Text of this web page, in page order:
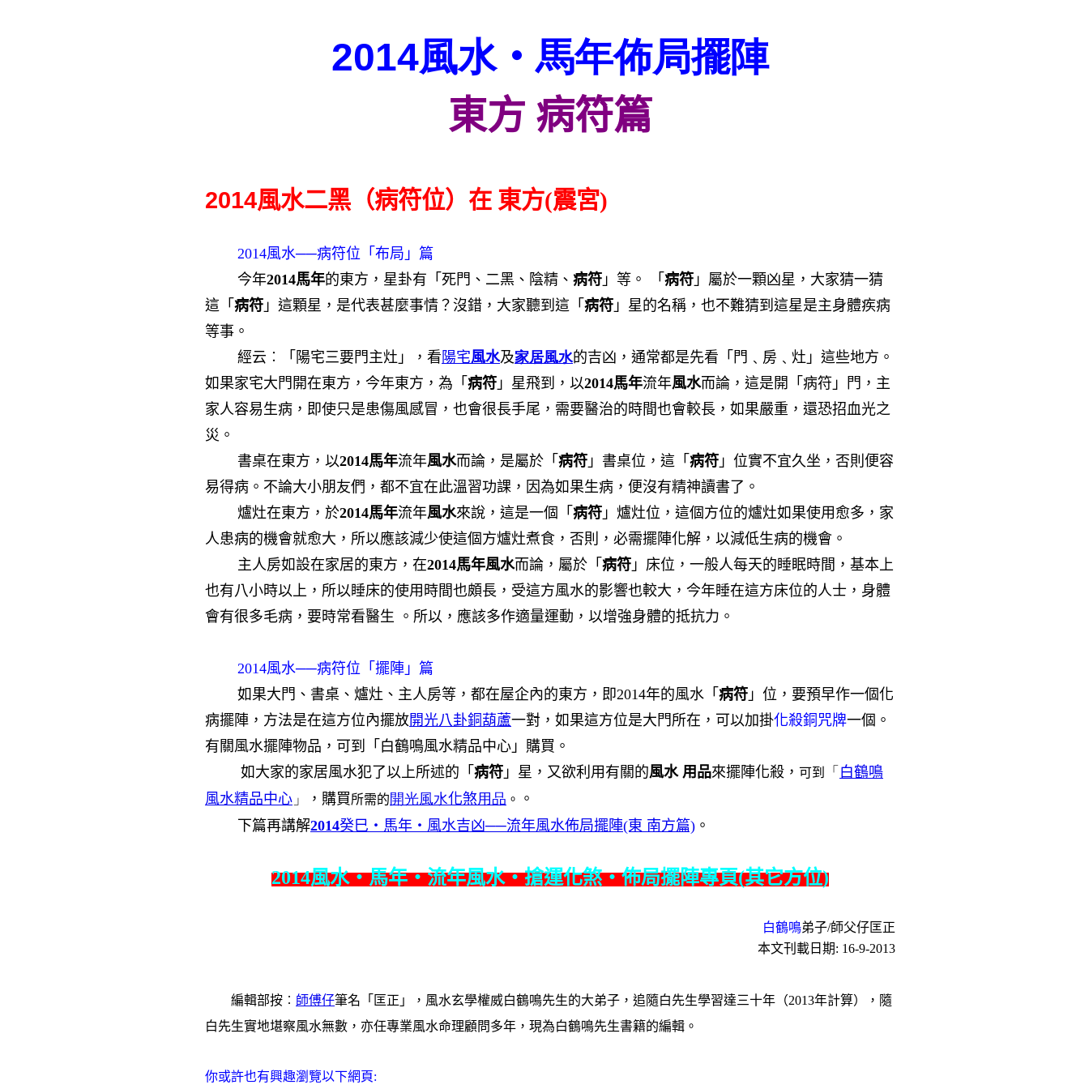
2014風水‧ 馬年佈局擺陣
東方 病符篇
2014風水二黑（病符位）在 東方(震宮)
2014風水──病符位「布局」篇
今年2014馬年的東方，星卦有「死門、二黑、陰精、 病符 」等。 「 病符 」屬於一顆凶星，大家猜一猜
這「 病符 」這顆星，是代表甚麼事情？沒錯，大家聽到這「 病符 」星的名稱，也不難猜到這星是主身體疾病
等事。
經云︰「陽宅三要門主灶」，看 陽宅風水及家居風水的吉凶，通常都是先看「門﹑房﹑灶」這些地方。
如果家宅大門開在東方，今年東方，為「 病符 」星飛到，以2014馬年流年風水而論，這是開「病符」門，主
家人容易生病，即使只是患傷風感冒，也會很長手尾，需要醫治的時間也會較長，如果嚴重，還恐招血光之
災。
書桌在東方，以2014馬年流年風水而論，是屬於「 病符 」書桌位，這「 病符 」位實不宜久坐，否則便容
易得病。不論大小朋友們，都不宜在此溫習功課，因為如果生病，便沒有精神讀書了。
爐灶在東方，於2014馬年流年風水來說，這是一個「 病符 」爐灶位，這個方位的爐灶如果使用愈多，家
人患病的機會就愈大，所以應該減少使這個方爐灶煮食，否則，必需擺陣化解，以減低生病的機會。
主人房如設在家居的東方，在2014馬年風水而論，屬於「 病符 」床位，一般人每天的睡眠時間，基本上
也有八小時以上，所以睡床的使用時間也頗長，受這方風水的影響也較大，今年睡在這方床位的人士，身體
會有很多毛病，要時常看醫生 。所以，應該多作適量運動，以增強身體的抵抗力。
2014風水──病符位「擺陣」篇
如果大門、書桌、爐灶、主人房等，都在屋企內的東方，即2014年的風水「 病符 」位，要預早作一個化
病擺陣，方法是在這方位內擺放開光八卦銅葫蘆一對，如果這方位是大門所在，可以加掛化殺銅咒牌一個。
有關風水擺陣物品，可到「白鶴鳴風水精品中心」購買。
如大家的家居風水犯了以上所述的「 病符 」星，又欲利用有關的風水 用品來擺陣化殺， 可到 「 白鶴鳴
風水精品中心 」 ，購買所需的開光風水化煞用品 。
。
下篇再講解2014癸巳‧馬年‧風水吉凶──流年風水佈局擺陣(東 南方篇) 。
2014風水‧馬年‧流年風水‧搶運化煞‧佈局擺陣專頁(其它方位)
白鶴鳴弟子/師父仔匡正
本文刊載日期: 16-9-2013
編輯部按︰ 師傅仔筆名「匡正」，風水玄學權威白鶴鳴先生的大弟子，追隨白先生學習達三十年（2013年計算），隨
白先生實地堪察風水無數，亦任專業風水命理顧問多年，現為白鶴鳴先生書籍的編輯。
你或許也有興趣瀏覽以下網頁: